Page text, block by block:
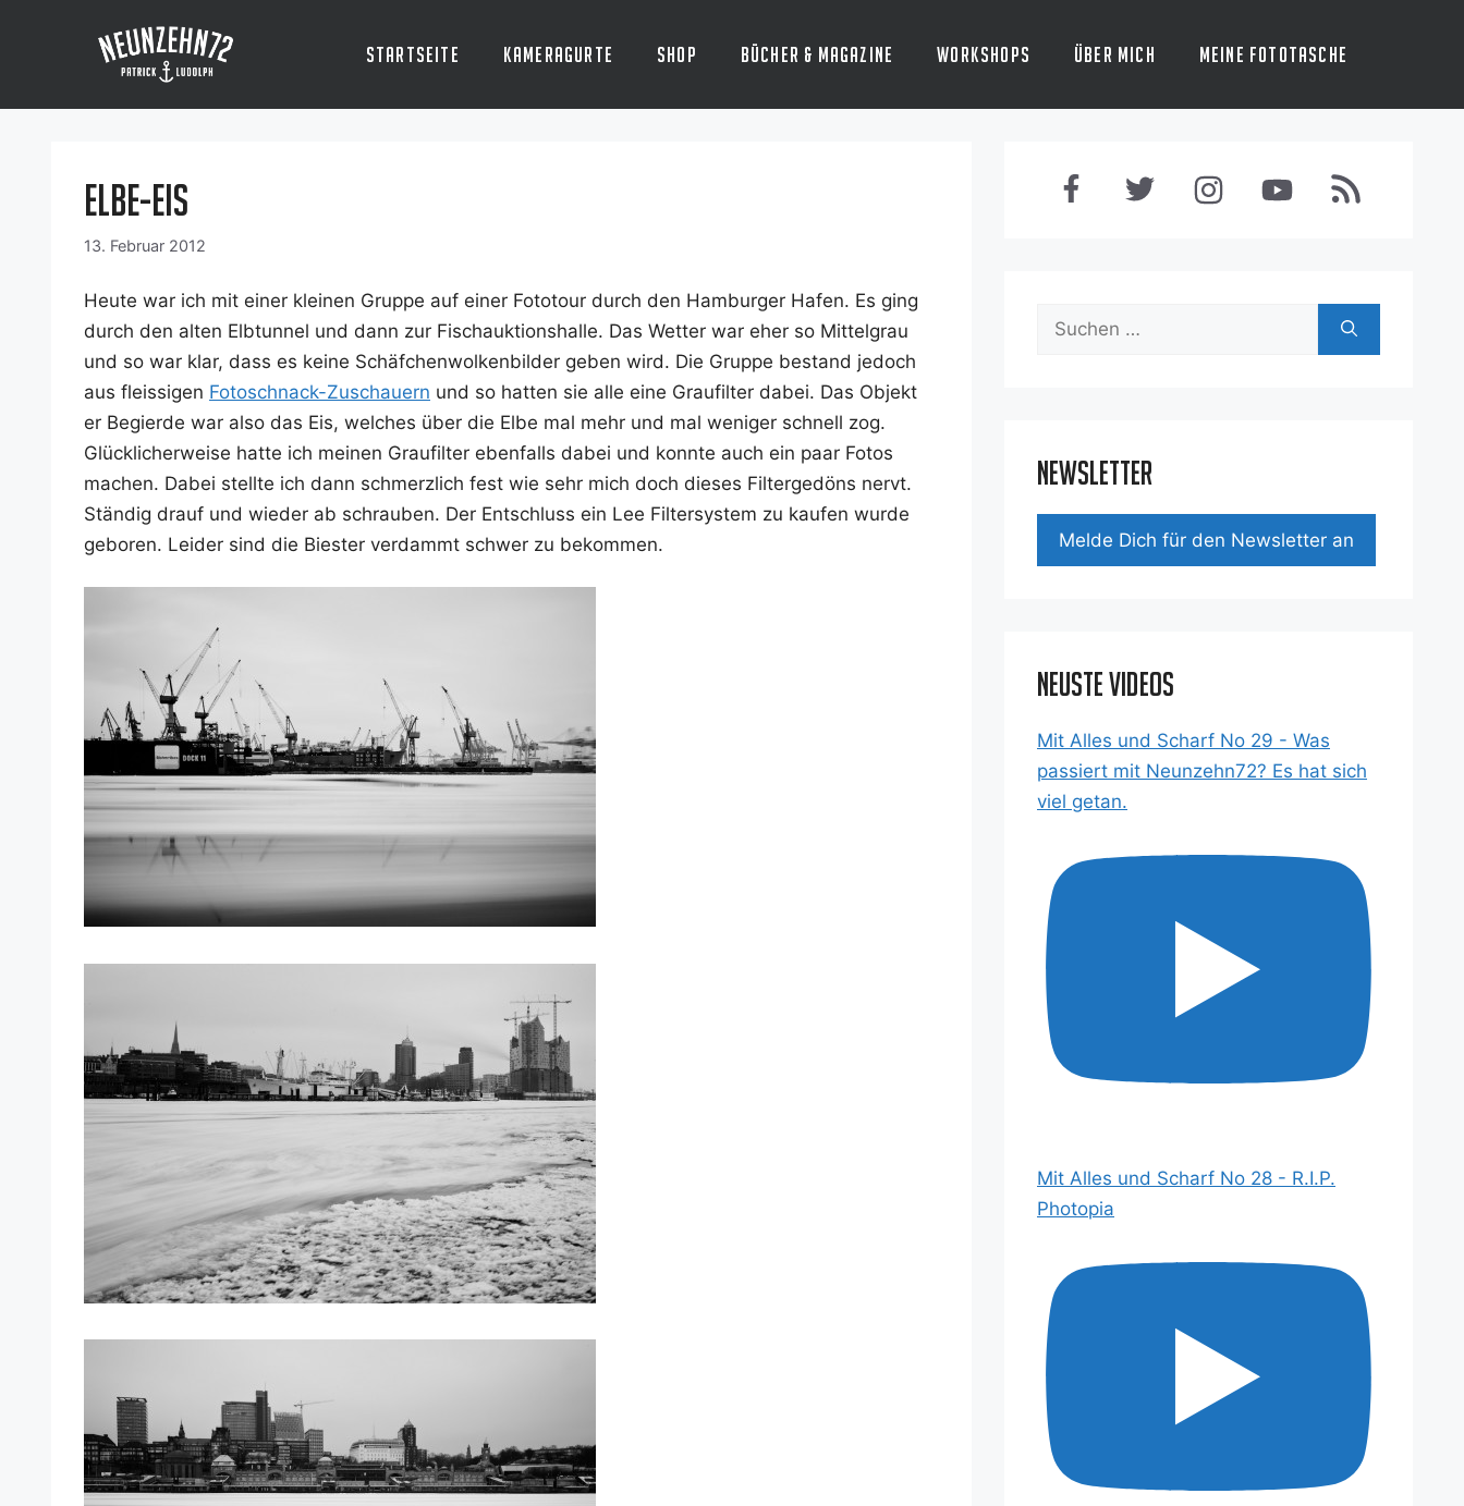
Startseite Kameragurte Shop Bücher & Magazine Workshops Über mich Meine Fototasche
Elbe-Eis
13. Februar 2012
Heu­te war ich mit einer klei­nen Grup­pe auf einer Foto­tour durch den Ham­bur­ger Hafen. Es ging
durch den alten Elb­tun­nel und dann zur Fisch­auk­ti­ons­hal­le. Das Wet­ter war eher so Mit­tel­grau
und so war klar, dass es kei­ne Schäf­chen­wol­ken­bil­der geben wird. Die Grup­pe bestand jedoch
aus fleis­si­gen Foto­schnack-Zuschau­ern und so hat­ten sie alle eine Grau­fil­ter dabei. Das Objekt
er Begier­de war also das Eis, wel­ches über die Elbe mal mehr und mal weni­ger schnell zog.
Glück­li­cher­wei­se hat­te ich mei­nen Grau­fil­ter eben­falls dabei und konn­te auch ein paar Fotos
machen. Dabei stell­te ich dann schmerz­lich fest wie sehr mich doch die­ses Fil­ter­ge­döns nervt.
Stän­dig drauf und wie­der ab schrau­ben. Der Ent­schluss ein Lee Fil­ter­sys­tem zu kau­fen wur­de
gebo­ren. Lei­der sind die Bies­ter ver­dammt schwer zu bekommen.
Suchen
Newsletter
Mel­de Dich für den News­let­ter an
Neuste Videos
Mit Alles und Scharf No 29 - Was
passiert mit Neunzehn72? Es hat sich
viel getan.
Mit Alles und Scharf No 28 - R.I.P.
Photopia